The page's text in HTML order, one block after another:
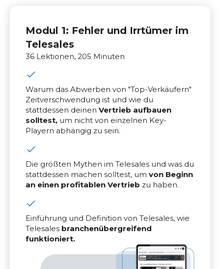
Modul 1: Fehler und Irrtümer im
Telesales
36 Lektionen, 205 Minuten
Warum das Abwerben von "Top-Verkäufern"
Zeitverschwendung ist und wie du
stattdessen deinen Vertrieb aufbauen
solltest, um nicht von einzelnen Key-
Playern abhängig zu sein.
Die größten Mythen im Telesales und was du
stattdessen machen solltest, um von Beginn
an einen profitablen Vertrieb zu haben.
Einführung und Definition von Telesales, wie
Telesales branchenübergreifend
funktioniert.